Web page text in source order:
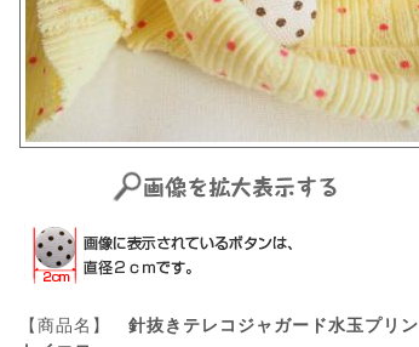
【商品名】 針抜きテレコジャガード水玉プリン